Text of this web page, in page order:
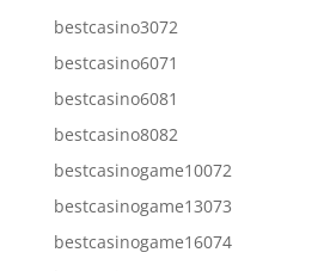
bestcasino3072
bestcasino6071
bestcasino6081
bestcasino8082
bestcasinogame10072
bestcasinogame13073
bestcasinogame16074